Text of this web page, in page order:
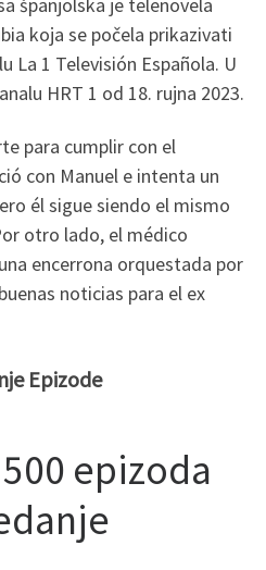
koja se počela prikazivati
La 1 Televisión Española. U
HRT 1 od 18. rujna 2023.
para cumplir con el
con Manuel e intenta un
él sigue siendo el mismo
otro lado, el médico
encerrona orquestada por
noticias para el ex
Epizode
epizoda